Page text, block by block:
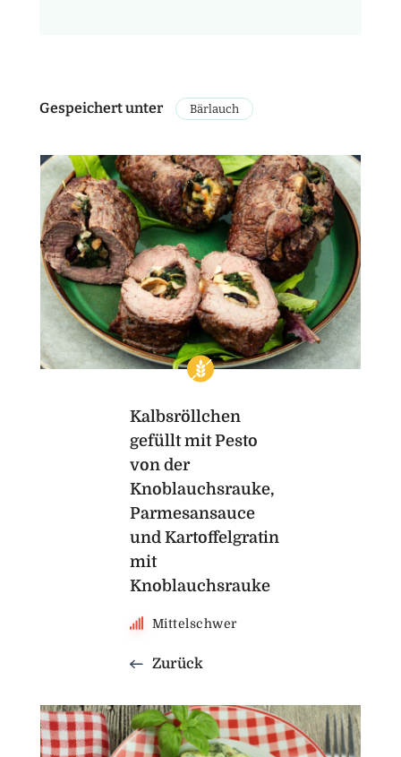
Gespeichert unter Bärlauch
Kalbsröllchen
gefüllt mit Pesto
von der
Knoblauchsrauke,
Parmesansauce
und Kartoffelgratin
mit
Knoblauchsrauke
Mittelschwer
Zurück